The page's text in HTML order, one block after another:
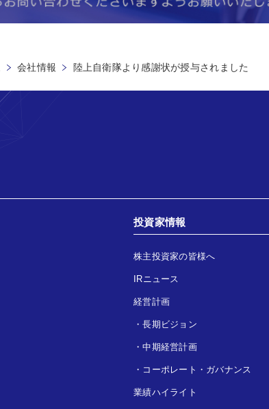
会社情報 陸上自衛隊より感謝状が授与されました
投資家情報
株主投資家の皆様へ
IRニュース
経営計画
・長期ビジョン
・中期経営計画
・ コーポレート・ガバナンス
業績ハイライト